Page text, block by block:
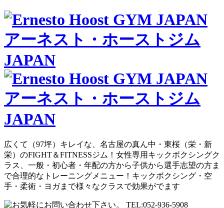
広くて（97坪）キレイな、名古屋の真ん中・東桜（栄・新
栄）のFIGHT＆FITNESSジム！女性専用キックボクシングク
ラス、一般・初心者・年配の方から子供から選手志望の方ま
で合理的なトレーニングメニュー！キックボクシング・空
手・柔術・ヨガまで様々なクラスで効果がでます